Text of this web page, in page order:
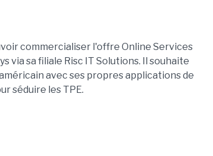
commercialiser l'offre Online Services
via sa filiale Risc IT Solutions. Il souhaite
avec ses propres applications de
séduire les TPE.